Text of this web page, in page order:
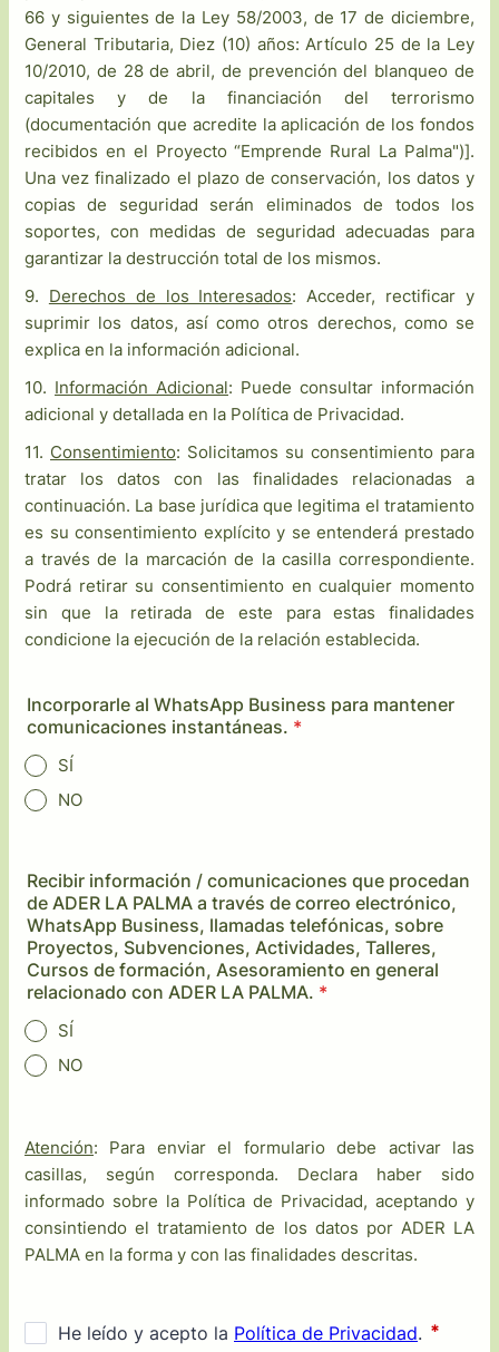
66 y siguientes de la Ley 58/2003, de 17 de diciembre,
General Tributaria, Diez (10) años: Artículo 25 de la Ley
10/2010, de 28 de abril, de prevención del blanqueo de
capitales y de la financiación del terrorismo
(documentación que acredite la aplicación de los fondos
recibidos en el Proyecto “Emprende Rural La Palma")].
Una vez finalizado el plazo de conservación, los datos y
copias de seguridad serán eliminados de todos los
soportes, con medidas de seguridad adecuadas para
garantizar la destrucción total de los mismos.
9. Derechos de los Interesados: Acceder, rectificar y
suprimir los datos, así como otros derechos, como se
explica en la información adicional.
10. Información Adicional: Puede consultar información
adicional y detallada en la Política de Privacidad.
11. Consentimiento: Solicitamos su consentimiento para
tratar los datos con las finalidades relacionadas a
continuación. La base jurídica que legitima el tratamiento
es su consentimiento explícito y se entenderá prestado
a través de la marcación de la casilla correspondiente.
Podrá retirar su consentimiento en cualquier momento
sin que la retirada de este para estas finalidades
condicione la ejecución de la relación establecida.
Incorporarle al WhatsApp Business para mantener
comunicaciones instantáneas. *
SÍ
NO
Recibir información / comunicaciones que procedan
de ADER LA PALMA a través de correo electrónico,
WhatsApp Business, llamadas telefónicas, sobre
Proyectos, Subvenciones, Actividades, Talleres,
Cursos de formación, Asesoramiento en general
relacionado con ADER LA PALMA. *
SÍ
NO
Atención: Para enviar el formulario debe activar las
casillas, según corresponda. Declara haber sido
informado sobre la Política de Privacidad, aceptando y
consintiendo el tratamiento de los datos por ADER LA
PALMA en la forma y con las finalidades descritas.